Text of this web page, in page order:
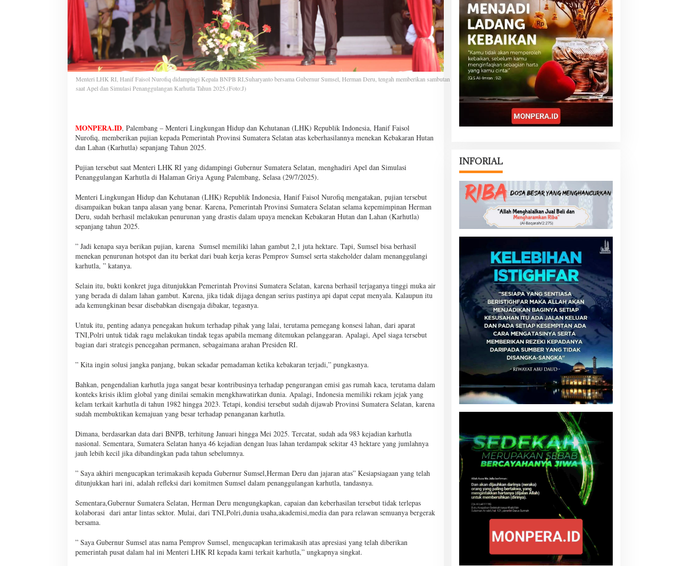
Menteri LHK RI, Hanif Faisol Nurofiq didampingi Kepala BNPB RI,Suharyanto bersama Gubernur Sumsel, Herman Deru, tengah memberikan sambutan
saat Apel dan Simulasi Penanggulangan Karhutla Tahun 2025.(Foto:J)
MONPERA.ID, Palembang – Menteri Lingkungan Hidup dan Kehutanan (LHK) Republik Indonesia, Hanif Faisol
Nurofiq, memberikan pujian kepada Pemerintah Provinsi Sumatera Selatan atas keberhasilannya menekan Kebakaran Hutan
dan Lahan (Karhutla) sepanjang Tahun 2025.
Pujian tersebut saat Menteri LHK RI yang didampingi Gubernur Sumatera Selatan, menghadiri Apel dan Simulasi
Penanggulangan Karhutla di Halaman Griya Agung Palembang, Selasa (29/7/2025).
Menteri Lingkungan Hidup dan Kehutanan (LHK) Republik Indonesia, Hanif Faisol Nurofiq mengatakan, pujian tersebut
disampaikan bukan tanpa alasan yang benar. Karena, Pemerintah Provinsi Sumatera Selatan selama kepemimpinan Herman
Deru, sudah berhasil melakukan penurunan yang drastis dalam upaya menekan Kebakaran Hutan dan Lahan (Karhutla)
sepanjang tahun 2025.
” Jadi kenapa saya berikan pujian, karena Sumsel memiliki lahan gambut 2,1 juta hektare. Tapi, Sumsel bisa berhasil
menekan penurunan hotspot dan itu berkat dari buah kerja keras Pemprov Sumsel serta stakeholder dalam menanggulangi
karhutla, ” katanya.
Selain itu, bukti konkret juga ditunjukkan Pemerintah Provinsi Sumatera Selatan, karena berhasil terjaganya tinggi muka air
yang berada di dalam lahan gambut. Karena, jika tidak dijaga dengan serius pastinya api dapat cepat menyala. Kalaupun itu
ada kemungkinan besar disebabkan disengaja dibakar, tegasnya.
Untuk itu, penting adanya penegakan hukum terhadap pihak yang lalai, terutama pemegang konsesi lahan, dari aparat
TNI,Polri untuk tidak ragu melakukan tindak tegas apabila memang ditemukan pelanggaran. Apalagi, Apel siaga tersebut
bagian dari strategis pencegahan permanen, sebagaimana arahan Presiden RI.
” Kita ingin solusi jangka panjang, bukan sekadar pemadaman ketika kebakaran terjadi,” pungkasnya.
Bahkan, pengendalian karhutla juga sangat besar kontribusinya terhadap pengurangan emisi gas rumah kaca, terutama dalam
konteks krisis iklim global yang dinilai semakin mengkhawatirkan dunia. Apalagi, Indonesia memiliki rekam jejak yang
kelam terkait karhutla di tahun 1982 hingga 2023. Tetapi, kondisi tersebut sudah dijawab Provinsi Sumatera Selatan, karena
sudah membuktikan kemajuan yang besar terhadap penanganan karhutla.
Dimana, berdasarkan data dari BNPB, terhitung Januari hingga Mei 2025. Tercatat, sudah ada 983 kejadian karhutla
nasional. Sementara, Sumatera Selatan hanya 46 kejadian dengan luas lahan terdampak sekitar 43 hektare yang jumlahnya
jauh lebih kecil jika dibandingkan pada tahun sebelumnya.
” Saya akhiri mengucapkan terimakasih kepada Gubernur Sumsel,Herman Deru dan jajaran atas” Kesiapsiagaan yang telah
ditunjukkan hari ini, adalah refleksi dari komitmen Sumsel dalam penanggulangan karhutla, tandasnya.
Sementara,Gubernur Sumatera Selatan, Herman Deru mengungkapkan, capaian dan keberhasilan tersebut tidak terlepas
kolaborasi dari antar lintas sektor. Mulai, dari TNI,Polri,dunia usaha,akademisi,media dan para relawan semuanya bergerak
bersama.
” Saya Gubernur Sumsel atas nama Pemprov Sumsel, mengucapkan terimakasih atas apresiasi yang telah diberikan
pemerintah pusat dalam hal ini Menteri LHK RI kepada kami terkait karhutla,” ungkapnya singkat.
INFORIAL